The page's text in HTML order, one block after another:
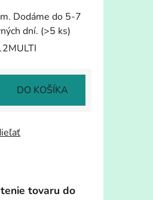
Dodáme do 5-7
dní. (>5 ks)
DO KOŠÍKA
tovaru do